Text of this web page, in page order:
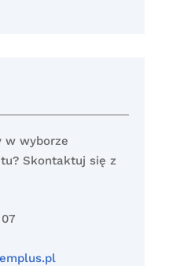
w wyborze
Skontaktuj się z